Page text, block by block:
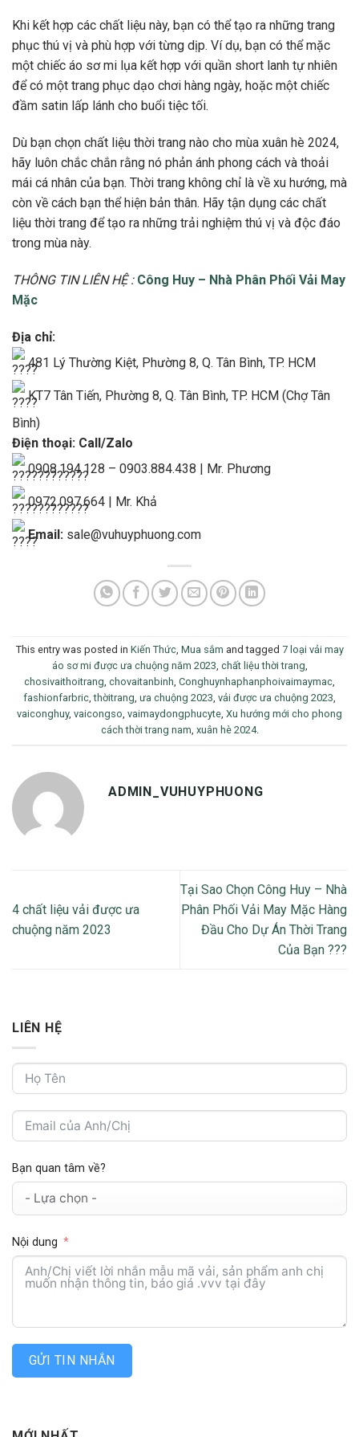
Khi kết hợp các chất liệu này, bạn có thể tạo ra những trang
phục thú vị và phù hợp với từng dịp. Ví dụ, bạn có thể mặc
một chiếc áo sơ mi lụa kết hợp với quần short lanh tự nhiên
để có một trang phục dạo chơi hàng ngày, hoặc một chiếc
đầm satin lấp lánh cho buổi tiệc tối.
Dù bạn chọn chất liệu thời trang nào cho mùa xuân hè 2024,
hãy luôn chắc chắn rằng nó phản ánh phong cách và thoải
mái cá nhân của bạn. Thời trang không chỉ là về xu hướng, mà
còn về cách bạn thể hiện bản thân. Hãy tận dụng các chất
liệu thời trang để tạo ra những trải nghiệm thú vị và độc đáo
trong mùa này.
THÔNG TIN LIÊN HỆ : Công Huy – Nhà Phân Phối Vải May
Mặc
Địa chỉ:
481 Lý Thường Kiệt, Phường 8, Q. Tân Bình, TP. HCM
KT7 Tân Tiến, Phường 8, Q. Tân Bình, TP. HCM (Chợ Tân
Bình)
Điện thoại: Call/Zalo
0908.194.128 – 0903.884.438 | Mr. Phương
0972.097.664 | Mr. Khả
Email: sale@vuhuyphuong.com
This entry was posted in Kiến Thức, Mua sắm and tagged 7 loại vải may
áo sơ mi được ưa chuộng năm 2023, chất liệu thời trang,
chosivaithoitrang, chovaitanbinh, Conghuynhaphanphoivaimaymac,
fashionfarbric,thờitrang, ưa chuộng 2023, vải được ưa chuộng 2023,
vaiconghuy, vaicongso, vaimaydongphucyte, Xu hướng mới cho phong
cách thời trang nam, xuân hè 2024.
ADMIN_VUHUYPHUONG
4 chất liệu vải được ưa
chuộng năm 2023
Tại Sao Chọn Công Huy – Nhà
Phân Phối Vải May Mặc Hàng
Đầu Cho Dự Án Thời Trang
Của Bạn ???
LIÊN HỆ
Bạn quan tâm về?
Nội dung
GỬI TIN NHẮN